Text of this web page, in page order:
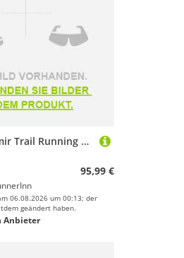
Nnormal Tomir Trail Running Shoes Grau EU 46 Mann
95,99 €
06.08.2026 um 00:13; der
geändert haben.
Anbieter